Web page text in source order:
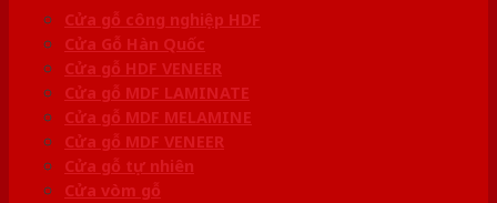
Cửa gỗ công nghiệp HDF
Cửa Gỗ Hàn Quốc
Cửa gỗ HDF VENEER
Cửa gỗ MDF LAMINATE
Cửa gỗ MDF MELAMINE
Cửa gỗ MDF VENEER
Cửa gỗ tự nhiên
Cửa vòm gỗ